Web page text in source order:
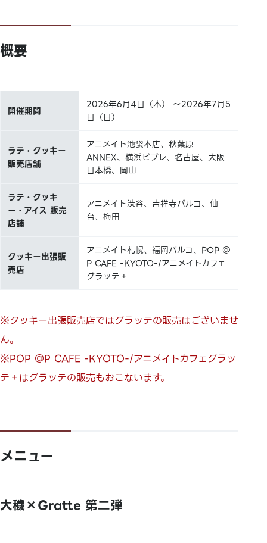
概要
開催期間
2026年6月4日（木） ～2026年7月5
日（日）
ラテ・クッキー
販売店舗
アニメイト池袋本店、秋葉原
ANNEX、横浜ビブレ、名古屋、大阪
日本橋、岡山
ラテ・クッキ
ー・アイス 販売
店舗
アニメイト渋谷、吉祥寺パルコ、仙
台、梅田
クッキー出張販
売店
アニメイト札幌、福岡パルコ、POP ＠
P CAFE -KYOTO-/アニメイトカフェ
グラッテ＋
※クッキー出張販売店ではグラッテの販売はございませ
ん。
※POP ＠P CAFE -KYOTO-/アニメイトカフェグラッ
テ＋はグラッテの販売もおこないます。
メニュー
大穢×Gratte 第二弾